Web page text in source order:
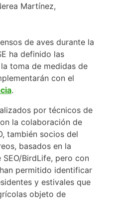
Martínez,
de aves durante la
ha definido las
toma de medidas de
con el
.
por técnicos de
la colaboración de
también socios del
basados en la
SEO/BirdLife, pero con
permitido identificar
y estivales que
objeto de